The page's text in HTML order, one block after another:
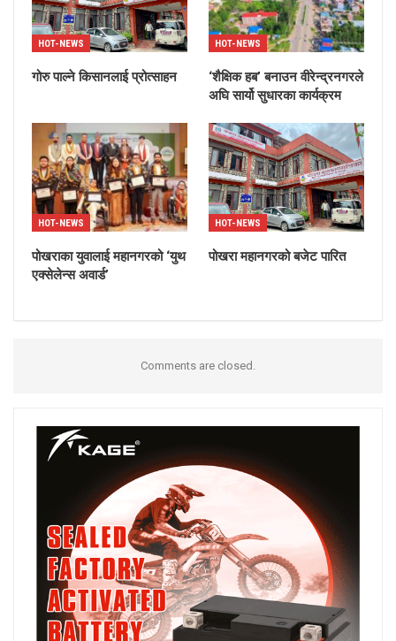
HOT-NEWS
गोरु पाल्ने किसानलाई प्रोत्साहन
HOT-NEWS
‘शैक्षिक हब’ बनाउन वीरेन्द्रनगरले
अघि सार्यो सुधारका कार्यक्रम
HOT-NEWS
पोखराका युवालाई महानगरको ‘युथ
एक्सेलेन्स अवार्ड’
HOT-NEWS
पोखरा महानगरको बजेट पारित
Comments are closed.